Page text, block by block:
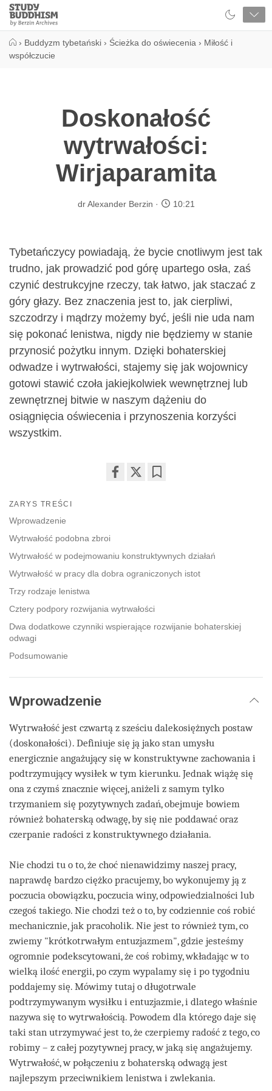
Close
Study
Buddhism
› Buddyzm tybetański › Ścieżka do oświecenia › Miłość i
współczucie
Doskonałość
wytrwałości:
Wirjaparamita
dr Alexander Berzin 10:21
Tybetańczycy powiadają, że bycie cnotliwym jest tak
trudno, jak prowadzić pod górę upartego osła, zaś
czynić destrukcyjne rzeczy, tak łatwo, jak staczać z
góry głazy. Bez znaczenia jest to, jak cierpliwi,
szczodrzy i mądrzy możemy być, jeśli nie uda nam
się pokonać lenistwa, nigdy nie będziemy w stanie
przynosić pożytku innym. Dzięki bohaterskiej
odwadze i wytrwałości, stajemy się jak wojownicy
gotowi stawić czoła jakiejkolwiek wewnętrznej lub
zewnętrznej bitwie w naszym dążeniu do
osiągnięcia oświecenia i przynoszenia korzyści
wszystkim.
ZARYS TREŚCI
Wprowadzenie
Wytrwałość podobna zbroi
Wytrwałość w podejmowaniu konstruktywnych działań
Wytrwałość w pracy dla dobra ograniczonych istot
Trzy rodzaje lenistwa
Cztery podpory rozwijania wytrwałości
Dwa dodatkowe czynniki wspierające rozwijanie bohaterskiej
odwagi
Podsumowanie
Wprowadzenie
Wytrwałość jest czwartą z sześciu dalekosiężnych postaw
(doskonałości). Definiuje się ją jako stan umysłu
energicznie angażujący się w konstruktywne zachowania i
podtrzymujący wysiłek w tym kierunku. Jednak wiążę się
ona z czymś znacznie więcej, aniżeli z samym tylko
trzymaniem się pozytywnych zadań, obejmuje bowiem
również bohaterską odwagę, by się nie poddawać oraz
czerpanie radości z konstruktywnego działania.
Nie chodzi tu o to, że choć nienawidzimy naszej pracy,
naprawdę bardzo ciężko pracujemy, bo wykonujemy ją z
poczucia obowiązku, poczucia winy, odpowiedzialności lub
czegoś takiego. Nie chodzi też o to, by codziennie coś robić
mechanicznie, jak pracoholik. Nie jest to również tym, co
zwiemy "krótkotrwałym entuzjazmem", gdzie jesteśmy
ogromnie podekscytowani, że coś robimy, wkładając w to
wielką ilość energii, po czym wypalamy się i po tygodniu
poddajemy się. Mówimy tutaj o długotrwale
podtrzymywanym wysiłku i entuzjazmie, i dlatego właśnie
nazywa się to wytrwałością. Powodem dla którego daje się
taki stan utrzymywać jest to, że czerpiemy radość z tego, co
robimy – z całej pozytywnej pracy, w jaką się angażujemy.
Wytrwałość, w połączeniu z bohaterską odwagą jest
najlepszym przeciwnikiem lenistwa i zwlekania.